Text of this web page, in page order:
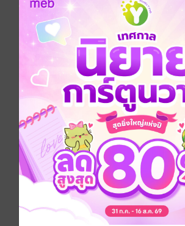
ชีวิตของเขาด้วยเสน่ห์มีชีวิตชีวาและความ
บริสุทธิ์ของหล่อน แต่เมื่อแผนการที่จะทำใ
ติดด้วยจูบของหล่อนเริ่มเบ่งบานเป็นอย่าง
โลแกนกับแมเดลีนจะมีความกล้าพอที่จะ
ปิดบังความรู้สึกอันแท้จริงหรือไม่...
หนังสือแปล นิยายตะวันตกแปล โ
โรมานซ์ ย้อนยุค/พีเรียด
ซีรีส์
ประเภทไฟล์
วันที่วางขาย